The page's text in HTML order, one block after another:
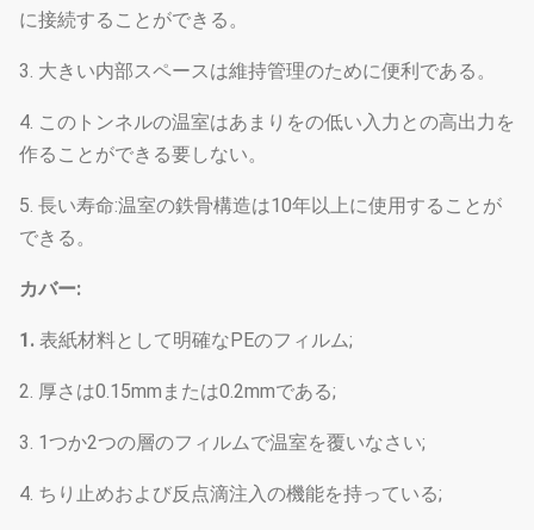
に接続することができる。
3. 大きい内部スペースは維持管理のために便利である。
4. このトンネルの温室はあまりをの低い入力との高出力を
作ることができる要しない。
5. 長い寿命:温室の鉄骨構造は10年以上に使用することが
できる。
カバー:
1. 表紙材料として明確なPEのフィルム;
2. 厚さは0.15mmまたは0.2mmである;
3. 1つか2つの層のフィルムで温室を覆いなさい;
4. ちり止めおよび反点滴注入の機能を持っている;